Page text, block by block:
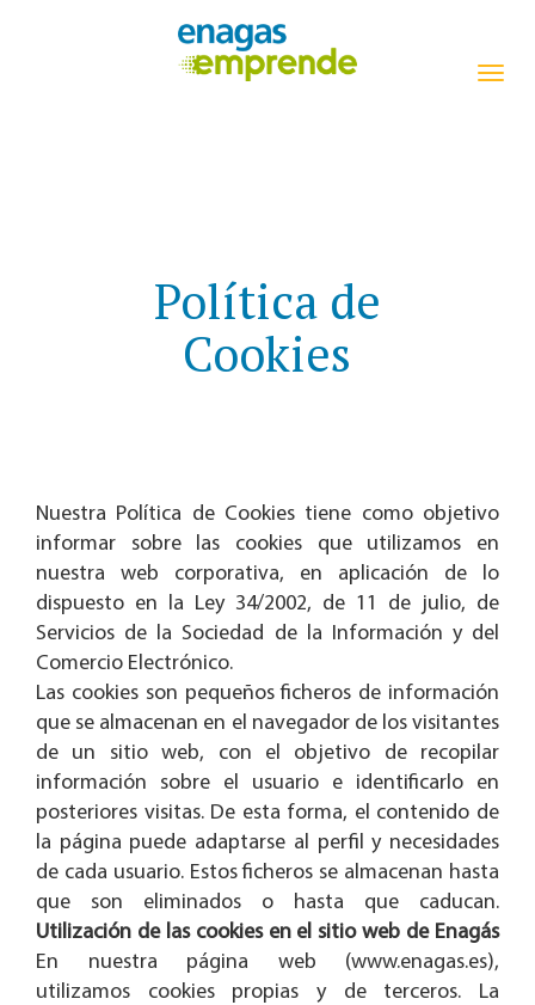
Política de
Cookies
Nuestra Política de Cookies tiene como objetivo
informar sobre las cookies que utilizamos en
nuestra web corporativa, en aplicación de lo
dispuesto en la Ley 34/2002, de 11 de julio, de
Servicios de la Sociedad de la Información y del
Comercio Electrónico.
Las cookies son pequeños ficheros de información
que se almacenan en el navegador de los visitantes
de un sitio web, con el objetivo de recopilar
información sobre el usuario e identificarlo en
posteriores visitas. De esta forma, el contenido de
la página puede adaptarse al perfil y necesidades
de cada usuario. Estos ficheros se almacenan hasta
que son eliminados o hasta que caducan.
Utilización de las cookies en el sitio web de Enagás
En nuestra página web (www.enagas.es),
utilizamos cookies propias y de terceros. La